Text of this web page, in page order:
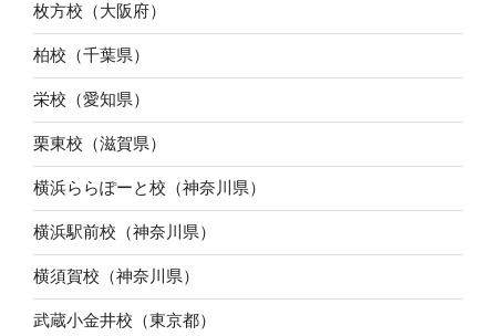
枚方校（大阪府）
柏校（千葉県）
栄校（愛知県）
栗東校（滋賀県）
横浜ららぽーと校（神奈川県）
横浜駅前校（神奈川県）
横須賀校（神奈川県）
武蔵小金井校（東京都）